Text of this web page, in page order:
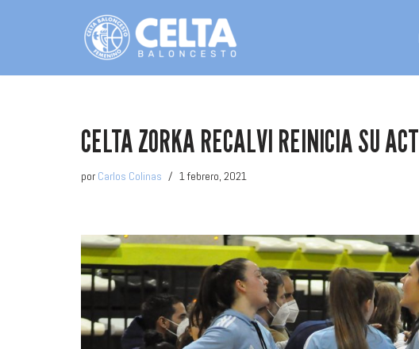
CELTA ZORKA RECALVI REINICIA SU
por Carlos Colinas 1 febrero, 2021